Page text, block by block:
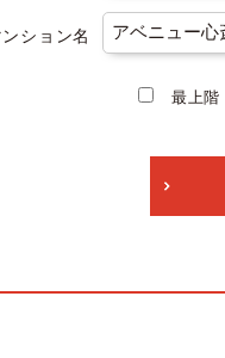
ンション名
最上階